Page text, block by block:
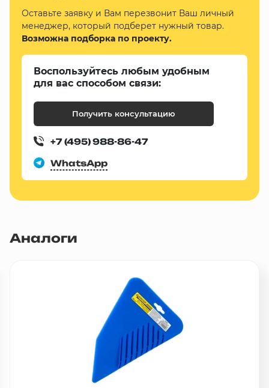
Оставьте заявку и Вам перезвонит Ваш личный
менеджер, который подберет нужный товар.
Возможна подборка по проекту.
Воспользуйтесь любым удобным
для вас способом связи:
Получить консультацию
+7 (495) 988-86-47
WhatsApp
Аналоги